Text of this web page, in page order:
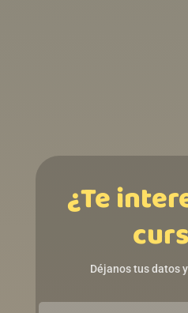
¿Te
Déjanos tus datos